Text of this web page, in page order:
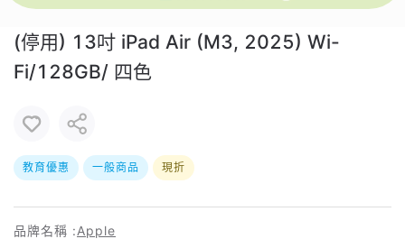
(停用) 13吋 iPad Air (M3, 2025) Wi-
Fi/128GB/ 四色
教育優惠 一般商品 現折
品牌名稱 :Apple